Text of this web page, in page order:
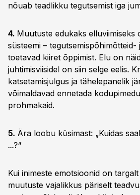
nõuab teadlikku tegutsemist iga
4. Muutuste edukaks elluviimiseks
süsteemi – tegutsemispõhimõtteid-
toetavad kiiret õppimist. Elu on
juhtimisviisidel on siin selge eelis.
katsetamisjulgus ja tähelepanelik
võimaldavad ennetada
prohmakaid.
5. Ära loobu küsimast: „Kuidas
...?“
Kui inimeste emotsioonid on
muutuste vajalikkus päriselt